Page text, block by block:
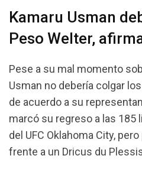
Kamaru Usman
Peso Welter,
Pese a su mal momento
Usman no debería colgar
de acuerdo a su
marcó su regreso a las 185
del UFC Oklahoma City,
frente a un Dricus du